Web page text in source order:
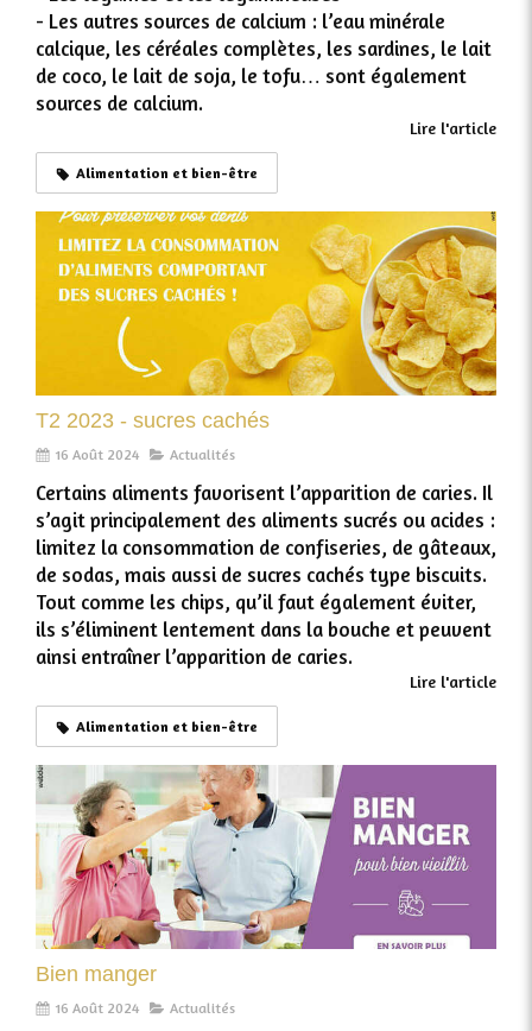
- Les autres sources de calcium : l’eau minérale
calcique, les céréales complètes, les sardines, le lait
de coco, le lait de soja, le tofu… sont également
sources de calcium.
Lire l'article
Alimentation et bien-être
T2 2023 - sucres cachés
16 Août 2024 Actualités
Certains aliments favorisent l’apparition de caries. Il
s’agit principalement des aliments sucrés ou acides :
limitez la consommation de confiseries, de gâteaux,
de sodas, mais aussi de sucres cachés type biscuits.
Tout comme les chips, qu’il faut également éviter,
ils s’éliminent lentement dans la bouche et peuvent
ainsi entraîner l’apparition de caries.
Lire l'article
Alimentation et bien-être
Bien manger
16 Août 2024 Actualités